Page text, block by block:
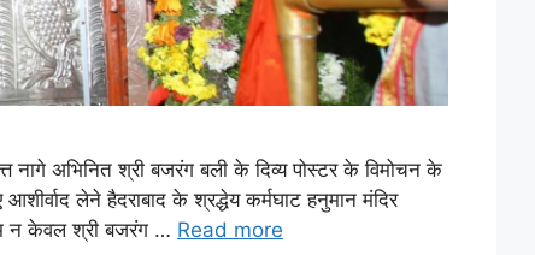
नागे अभिनित श्री बजरंग बली के दिव्य पोस्टर के विमोचन के
लेने हैदराबाद के श्रद्धेय कर्मघाट हनुमान मंदिर
न केवल श्री बजरंग … Read more